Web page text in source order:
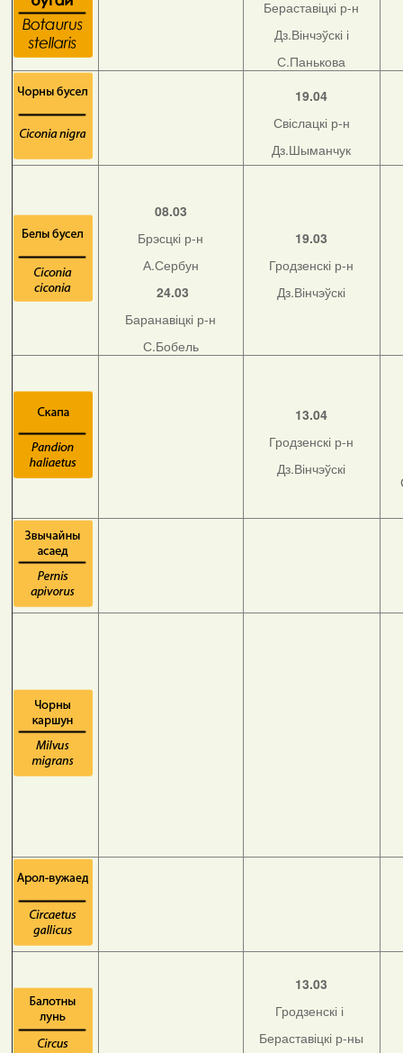
Бераставіцкі р-н
Дз.Вінчэўскі і
С.Панькова
19.04
Свіслацкі р-н
Дз.Шыманчук
08.03
Брэсцкі р-н
А.Сербун
24.03
Баранавіцкі р-н
С.Бобель
19.03
Гродзенскі р-н
Дз.Вінчэўскі
13.04
Гродзенскі р-н
Дз.Вінчэўскі
13.03
Гродзенскі і
Бераставіцкі р-ны